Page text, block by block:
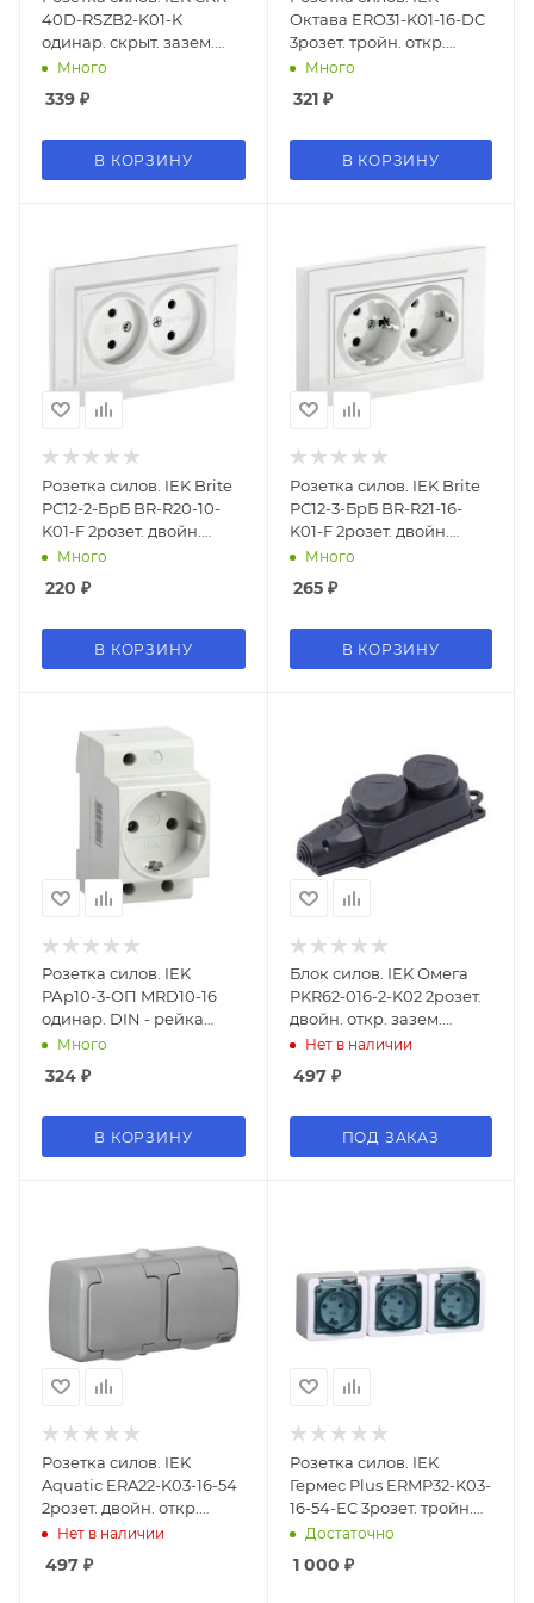
40D-RSZB2-K01-K
одинар. скрыт. зазем.
штор. IP20 белый
Много
339 ₽
В КОРЗИНУ
Октава ERO31-K01-16-DC
3розет. тройн. откр.
зазем. крыш. IP20 белый
Много
321₽
В КОРЗИНУ
Розетка силов. IEK Brite
РС12-2-БрБ BR-R20-10-
K01-F 2розет. двойн.
скрыт. IP20 белый
Много
220 ₽
В КОРЗИНУ
Розетка силов. IEK Brite
РС12-3-БрБ BR-R21-16-
K01-F 2розет. двойн.
скрыт. зазем. IP20 белый
Много
265₽
В КОРЗИНУ
Розетка силов. IEK
РАр10-3-ОП MRD10-16
одинар. DIN - рейка
зазем. IP20 белый
Много
324 ₽
В КОРЗИНУ
Блок силов. IEK Омега
PKR62-016-2-K02 2розет.
двойн. откр. зазем.
крыш. IP44 черный
Нет в наличии
497₽
ПОД ЗАКАЗ
Розетка силов. IEK
Aquatic ERA22-K03-16-54
2розет. двойн. откр.
зазем. штор. крыш. IP54
Нет в наличии
497 ₽
Розетка силов. IEK
Гермес Plus ERMP32-K03-
16-54-EC 3розет. тройн.
откр. зазем. крыш. IP54
Достаточно
1 000 ₽